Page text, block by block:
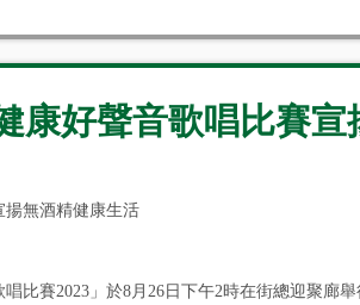
康好聲音歌唱比賽
揚無酒精健康生活
唱比賽2023」於8月26日下午2時在街總迎聚廊